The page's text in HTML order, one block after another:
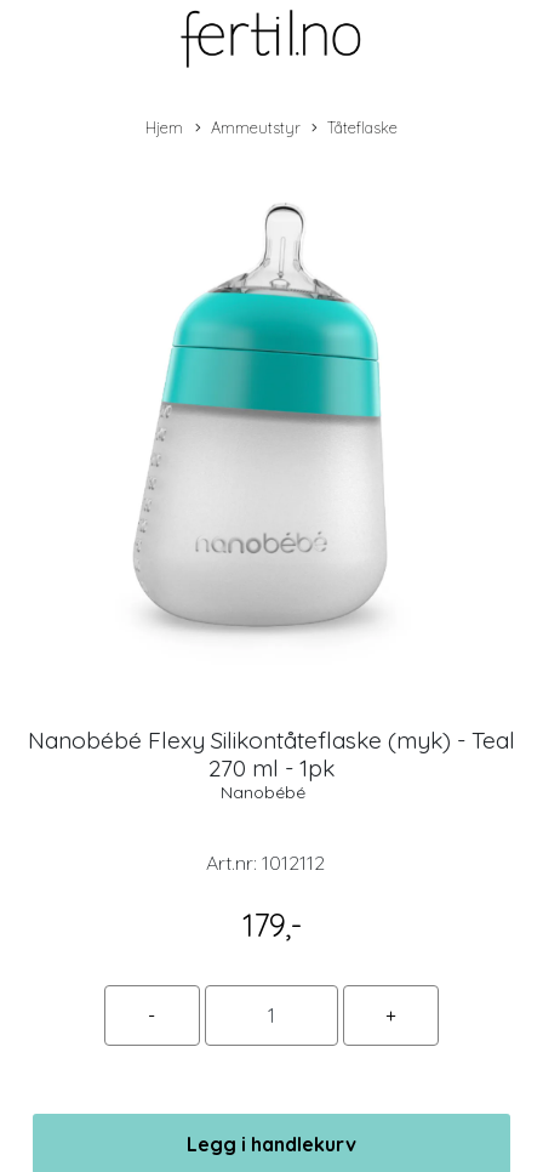
Hjem Ammeutstyr Tåteflaske
Nanobébé Flexy Silikontåteflaske (myk) - Teal
270 ml - 1pk
Nanobébé
Art.nr: 1012112
179,-
Legg i handlekurv